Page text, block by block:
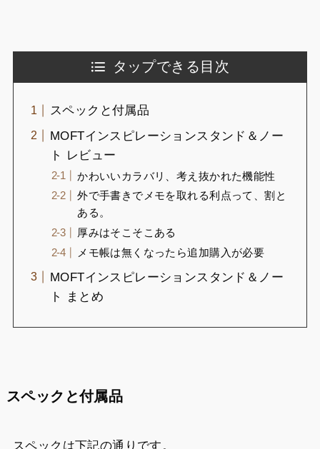
タップできる目次
スペックと付属品
MOFTインスピレーションスタンド＆ノー
ト レビュー
かわいいカラバリ、考え抜かれた機能性
外で手書きでメモを取れる利点って、割と
ある。
厚みはそこそこある
メモ帳は無くなったら追加購入が必要
MOFTインスピレーションスタンド＆ノー
ト まとめ
スペックと付属品
スペックは下記の通りです。